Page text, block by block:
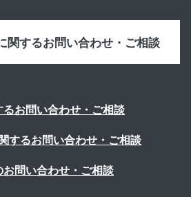
関するお問い合わせ・ご相談
お問い合わせ・ご相談
するお問い合わせ・ご相談
お問い合わせ・ご相談